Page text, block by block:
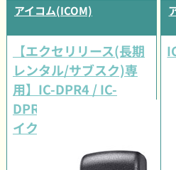
アイコム(ICOM)
【エクセリリース(長期
レンタル/サブスク)専
用】IC-DPR4 / IC-
DPR4 PLUSイヤホンマ
イクセット